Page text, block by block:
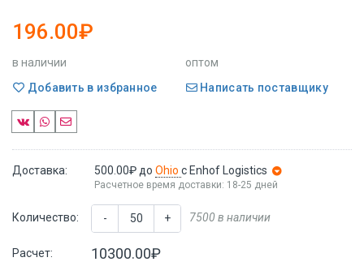
196.00₽
в наличии
оптом
Добавить в избранное
Написать поставщику
Доставка: 500.00₽ до Ohio с Enhof Logistics
Расчетное время доставки: 18-25 дней
Количество: - + 7500 в наличии
Расчет: 10300.00₽